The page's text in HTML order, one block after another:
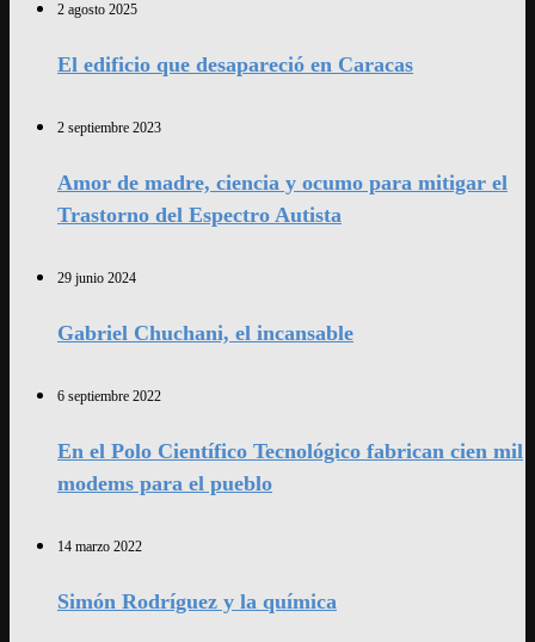
2 agosto 2025
El edificio que desapareció en Caracas
2 septiembre 2023
Amor de madre, ciencia y ocumo para mitigar el
Trastorno del Espectro Autista
29 junio 2024
Gabriel Chuchani, el incansable
6 septiembre 2022
En el Polo Científico Tecnológico fabrican cien mil
modems para el pueblo
14 marzo 2022
Simón Rodríguez y la química